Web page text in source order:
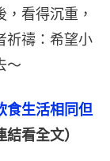
看得沉重，
祈禱：希望小
～
食生活相同但
結看全文）